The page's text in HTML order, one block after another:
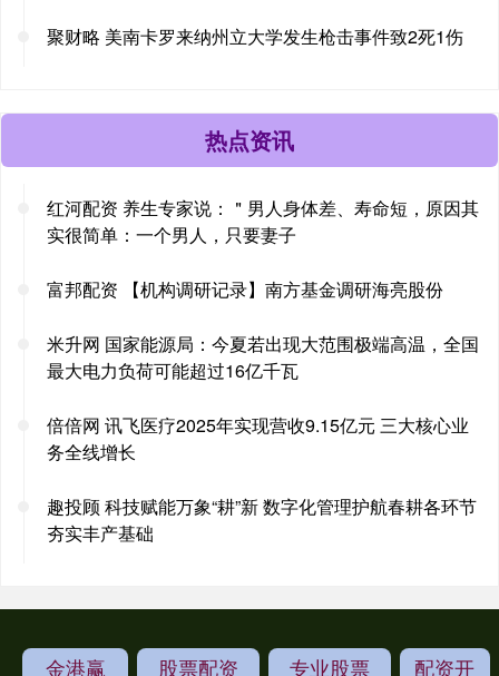
聚财略 美南卡罗来纳州立大学发生枪击事件致2死1伤
热点资讯
红河配资 养生专家说：＂男人身体差、寿命短，原因其
实很简单：一个男人，只要妻子
富邦配资 【机构调研记录】南方基金调研海亮股份
米升网 国家能源局：今夏若出现大范围极端高温，全国
最大电力负荷可能超过16亿千瓦
倍倍网 讯飞医疗2025年实现营收9.15亿元 三大核心业
务全线增长
趣投顾 科技赋能万象“耕”新 数字化管理护航春耕各环节
夯实丰产基础
金港赢 股票配资 专业股票 配资开